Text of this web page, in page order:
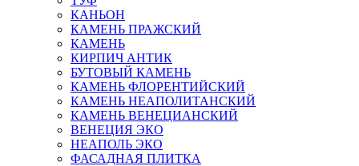
КАНЬОН
КАМЕНЬ ПРАЖСКИЙ
КАМЕНЬ
КИРПИЧ АНТИК
БУТОВЫЙ КАМЕНЬ
КАМЕНЬ ФЛОРЕНТИЙСКИЙ
КАМЕНЬ НЕАПОЛИТАНСКИЙ
КАМЕНЬ ВЕНЕЦИАНСКИЙ
ВЕНЕЦИЯ ЭКО
НЕАПОЛЬ ЭКО
ФАСАДНАЯ ПЛИТКА